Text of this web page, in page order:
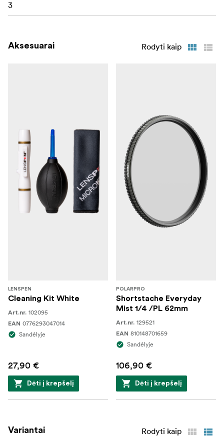
3
Aksesuarai Rodyti kaip
LENSPEN
Cleaning Kit White
Art.nr. 102095
EAN 0776293047014
Sandėlyje
27,90 €
Dėti į krepšelį
POLARPRO
Shortstache Everyday
Mist 1/4 /PL 62mm
Art.nr. 129521
EAN 810148701659
Sandėlyje
106,90 €
Dėti į krepšelį
Variantai Rodyti kaip